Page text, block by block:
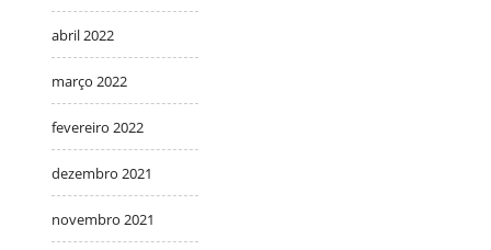
abril 2022
março 2022
fevereiro 2022
dezembro 2021
novembro 2021